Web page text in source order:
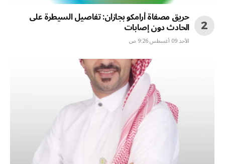
حريق مصفاة أرامكو بجازان: تفاصيل السيطرة على
الحادث دون إصابات
الأحد 09 أغسطس 9:26 ص